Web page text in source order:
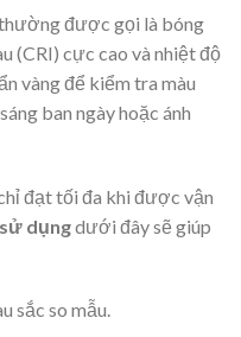
được gọi là bóng
(CRI) cực cao và nhiệt độ
vàng để kiểm tra màu
ban ngày hoặc ánh
đạt tối đa khi được vận
dụngdưới đây sẽ giúp
sắc so mẫu.